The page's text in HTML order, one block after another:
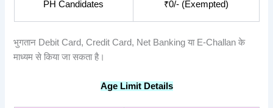
PH Candidates ₹0/- (Exempted)
भुगतान Debit Card, Credit Card, Net Banking या E-Challan के
माध्यम से किया जा सकता है।
Age Limit Details